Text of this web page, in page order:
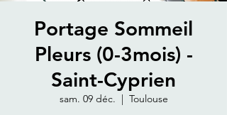
Portage Sommeil
Pleurs (0-3mois) -
Saint-Cyprien
sam. 09 déc.
  |
Toulouse